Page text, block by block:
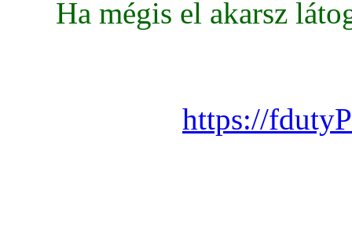
Ha mégis el akarsz
https://